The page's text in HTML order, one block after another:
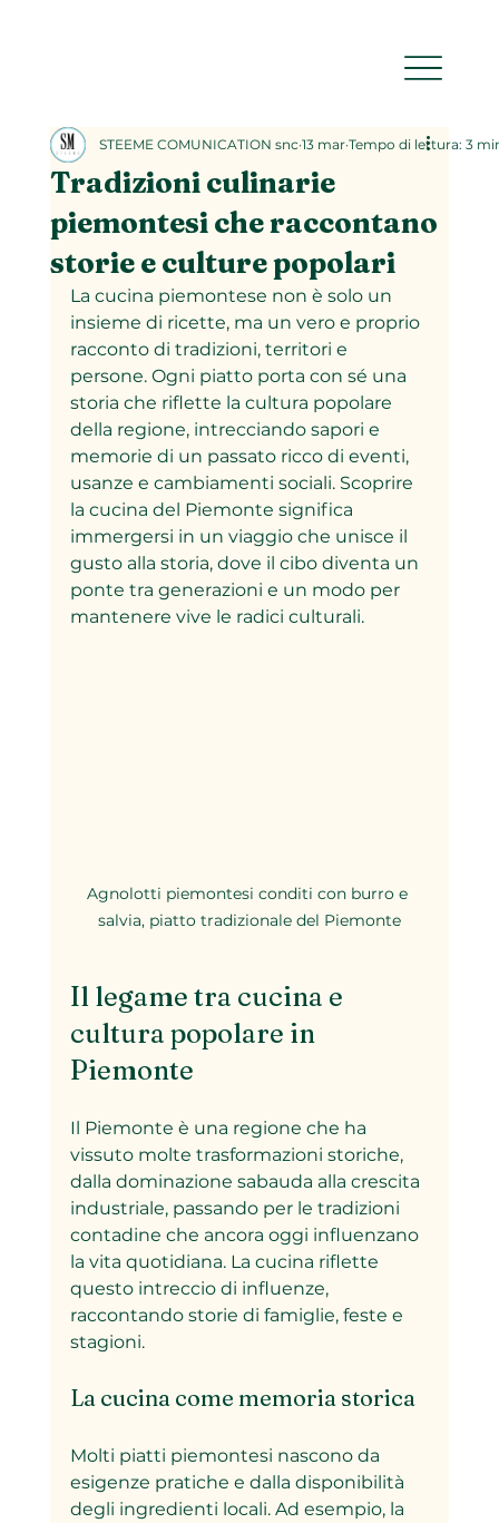
Tradizioni culinarie
piemontesi che raccontano
storie e culture popolari
STEEME COMUNICATION snc 13 mar Tempo di lettura: 3
La cucina piemontese non è solo un
insieme di ricette, ma un vero e proprio
racconto di tradizioni, territori e
persone. Ogni piatto porta con sé una
storia che riflette la cultura popolare
della regione, intrecciando sapori e
memorie di un passato ricco di eventi,
usanze e cambiamenti sociali. Scoprire
la cucina del Piemonte significa
immergersi in un viaggio che unisce il
gusto alla storia, dove il cibo diventa un
ponte tra generazioni e un modo per
mantenere vive le radici culturali.
Agnolotti piemontesi conditi con burro e
salvia, piatto tradizionale del Piemonte
Il legame tra cucina e
cultura popolare in
Piemonte
Il Piemonte è una regione che ha
vissuto molte trasformazioni storiche,
dalla dominazione sabauda alla crescita
industriale, passando per le tradizioni
contadine che ancora oggi influenzano
la vita quotidiana. La cucina riflette
questo intreccio di influenze,
raccontando storie di famiglie, feste e
stagioni.
La cucina come memoria storica
Molti piatti piemontesi nascono da
esigenze pratiche e dalla disponibilità
degli ingredienti locali. Ad esempio, la